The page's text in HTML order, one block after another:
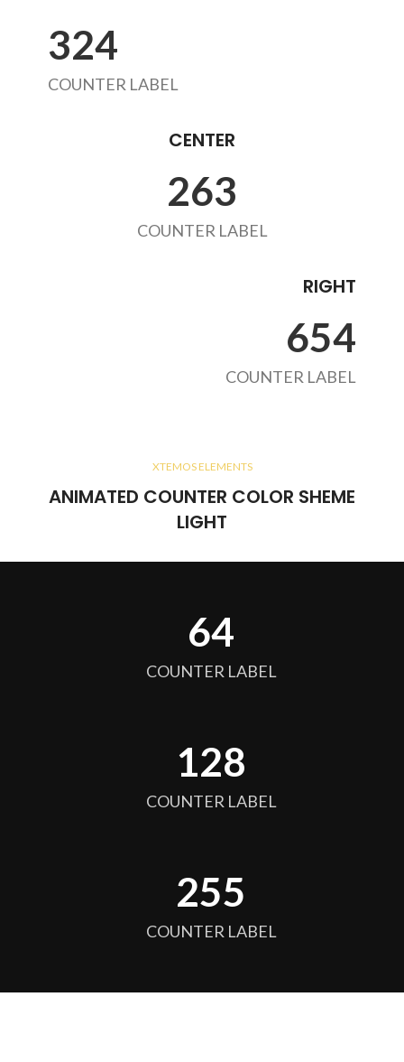
324
COUNTER LABEL
CENTER
263
COUNTER LABEL
RIGHT
654
COUNTER LABEL
XTEMOS ELEMENTS
ANIMATED COUNTER COLOR SHEME
LIGHT
64
COUNTER LABEL
128
COUNTER LABEL
256
COUNTER LABEL